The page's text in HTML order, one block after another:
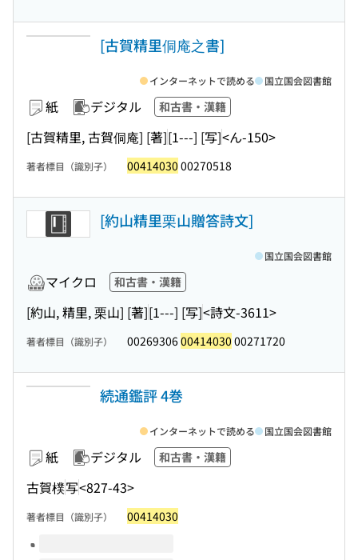
[古賀精里侗庵之書]
紙 デジタル 和古書・漢籍
[古賀精里, 古賀侗庵] [著][1---] [写]<ん-150>
インターネットで読める 国立国会図書館
著者標目（識別子） 00414030 00270518
[約山精里栗山贈答詩文]
マイクロ 和古書・漢籍
[約山, 精里, 栗山] [著][1---] [写]<詩文-3611>
国立国会図書館
著者標目（識別子） 0026930600414030 00271720
続通鑑評 4巻
紙 デジタル 和古書・漢籍
古賀樸写<827-43>
インターネットで読める 国立国会図書館
著者標目（識別子） 00414030
このタイトルの巻号